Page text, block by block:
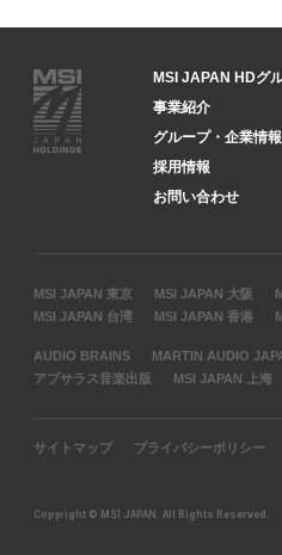
MSI JAPAN HDグ
事業紹介
グループ・企業情報
採用情報
お問い合わせ
MSI JAPAN 東京 MSI JAPAN 大阪
MSI JAPAN 台湾
MSI JAPAN 香港
AUDIO BRAINS MARTIN AUDIO
アプサラス音楽出版
MSI JAPAN 上海
サイトマップ プライバシーポリシー
Copyright © MSI JAPAN. All Rights Reserved.